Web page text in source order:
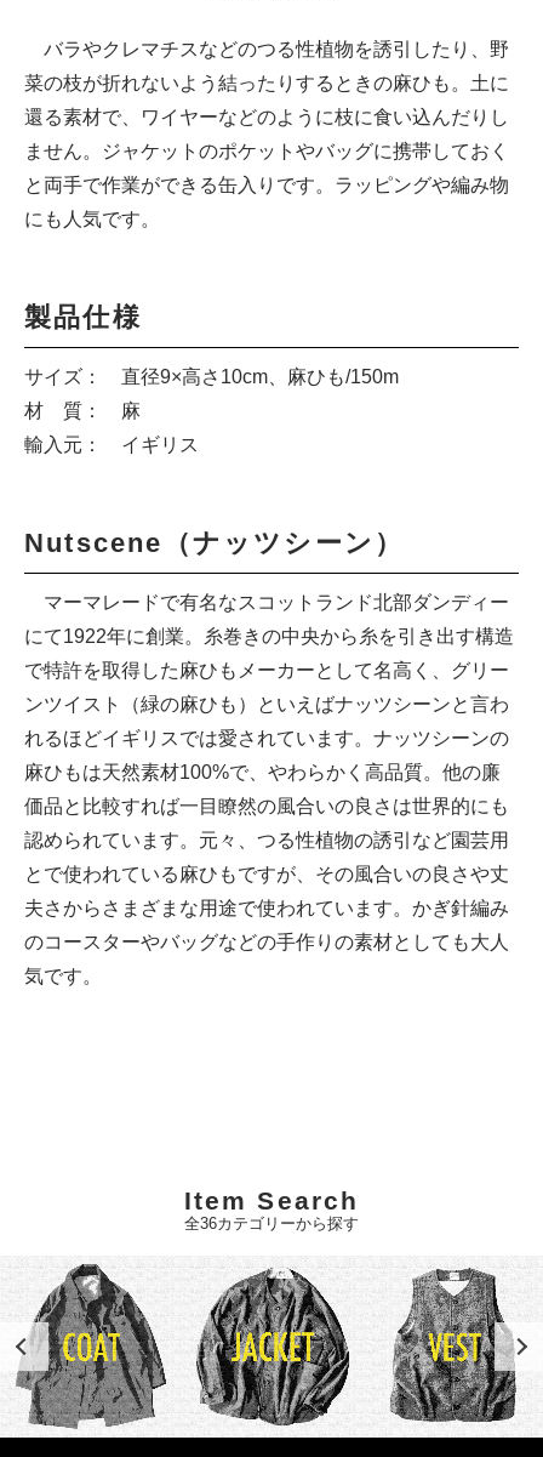
バラやクレマチスなどのつる性植物を誘引したり、野
菜の枝が折れないよう結ったりするときの麻ひも。土に
還る素材で、ワイヤーなどのように枝に食い込んだりし
ません。ジャケットのポケットやバッグに携帯しておく
と両手で作業ができる缶入りです。ラッピングや編み物
にも人気です。
製品仕様
サイズ： 直径9×高さ10cm、麻ひも/150m
材 質： 麻
輸入元： イギリス
Nutscene（ナッツシーン）
マーマレードで有名なスコットランド北部ダンディー
にて1922年に創業。糸巻きの中央から糸を引き出す構造
で特許を取得した麻ひもメーカーとして名高く、グリー
ンツイスト（緑の麻ひも）といえばナッツシーンと言わ
れるほどイギリスでは愛されています。ナッツシーンの
麻ひもは天然素材100%で、やわらかく高品質。他の廉
価品と比較すれば一目瞭然の風合いの良さは世界的にも
認められています。元々、つる性植物の誘引など園芸用
とで使われている麻ひもですが、その風合いの良さや丈
夫さからさまざまな用途で使われています。かぎ針編み
のコースターやバッグなどの手作りの素材としても大人
気です。
Item Search
全36カテゴリーから探す